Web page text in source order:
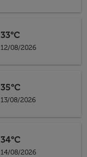
33°C
12/08/2026
35°C
13/08/2026
34°C
14/08/2026